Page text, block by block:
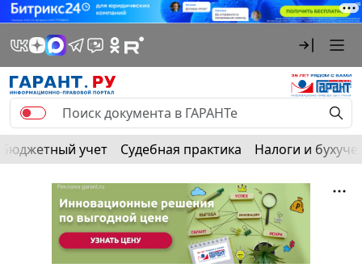
Бюджетный учет Судебная практика Налоги и